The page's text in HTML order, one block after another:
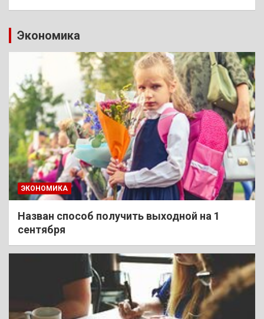
Экономика
ЭКОНОМИКА
Назван способ получить выходной на 1
сентября